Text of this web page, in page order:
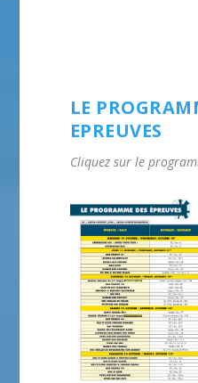
LE
EPREUVES
Cliquez sur le